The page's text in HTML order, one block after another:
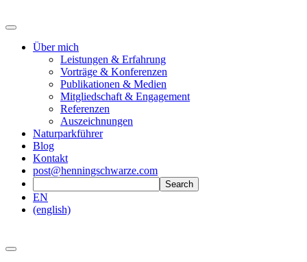
Über mich
Leistungen & Erfahrung
Vorträge & Konferenzen
Publikationen & Medien
Mitgliedschaft & Engagement
Referenzen
Auszeichnungen
Naturparkführer
Blog
Kontakt
post@henningschwarze.com
EN
(english)